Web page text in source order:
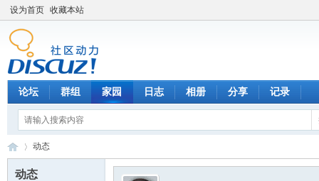
设为首页 收藏本站
论坛 群组 家园 日志 相册 分享 记录
动态
动态